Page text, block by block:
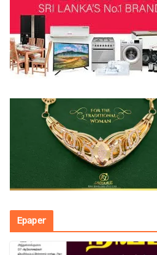
Epaper